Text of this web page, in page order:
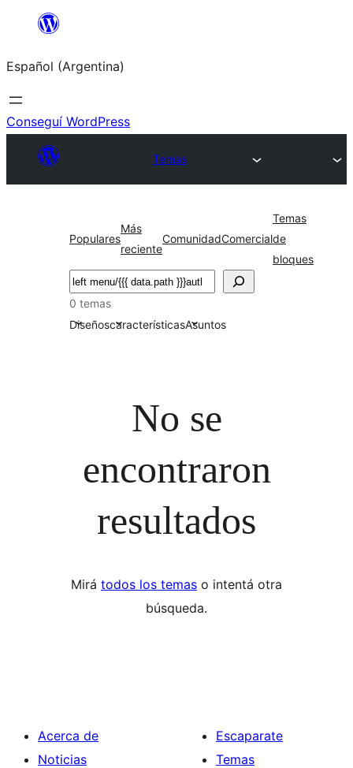
Saltar
contenido
Español (Argentina)
Conseguí WordPress
Temas
Populares
Más
reciente
ComunidadComercial
Temas
de
bloques
Buscar
0 temas
DiseñoscaracterísticasAsuntos
No se
encontraron
resultados
Mirá todos los temas o intentá otra
búsqueda.
Acerca de
Noticias
Escaparate
Temas